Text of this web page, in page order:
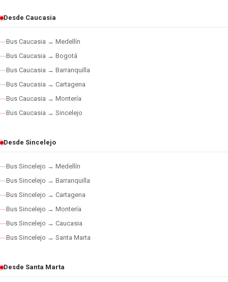
Desde Caucasia
Bus Caucasia → Medellín
Bus Caucasia → Bogotá
Bus Caucasia → Barranquilla
Bus Caucasia → Cartagena
Bus Caucasia → Montería
Bus Caucasia → Sincelejo
Desde Sincelejo
Bus Sincelejo → Medellín
Bus Sincelejo → Barranquilla
Bus Sincelejo → Cartagena
Bus Sincelejo → Montería
Bus Sincelejo → Caucasia
Bus Sincelejo → Santa Marta
Desde Santa Marta